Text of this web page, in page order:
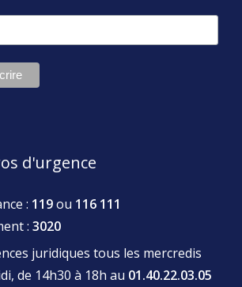
d'urgence
: 119ou 116 111
: 3020
juridiques tous les mercredis
de 14h30 à 18h au 01.40.22.03.05